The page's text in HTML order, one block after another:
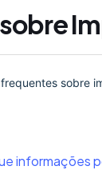
sobre
informações